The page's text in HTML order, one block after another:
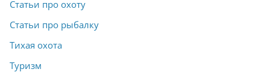
Статьи про охоту
Статьи про рыбалку
Тихая охота
Туризм